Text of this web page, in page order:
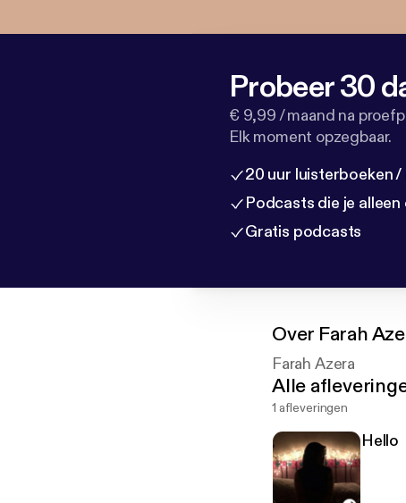
Probeer 30
€ 9,99 / maand na
Elk moment opzegbaar.
20 uur luisterboeken /
Podcasts die je
Gratis podcasts
Over Farah
Farah Azera
Alle
1 afleveringen
Hello